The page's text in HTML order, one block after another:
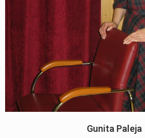
Gunita Paleja